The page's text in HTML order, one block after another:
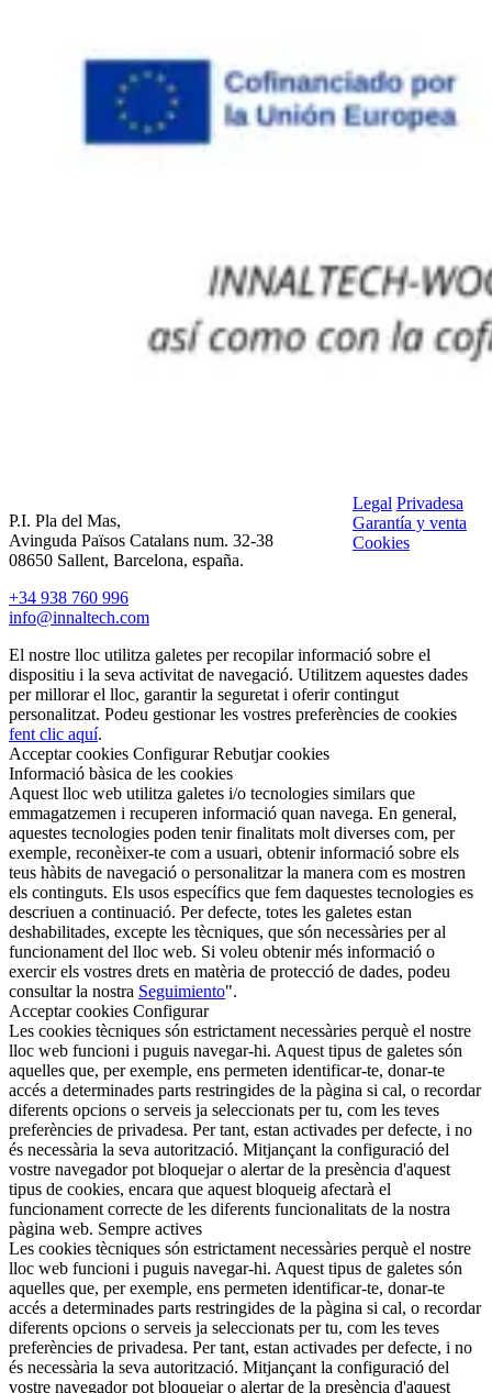
P.I. Pla del Mas,
Avinguda Països Catalans num. 32-38
08650 Sallent, Barcelona, españa.
+34 938 760 996
info@innaltech.com
Legal Privadesa
Garantía y venta
Cookies
El nostre lloc utilitza galetes per recopilar informació sobre el
dispositiu i la seva activitat de navegació. Utilitzem aquestes dades
per millorar el lloc, garantir la seguretat i oferir contingut
personalitzat. Podeu gestionar les vostres preferències de cookies
fent clic aquí.
Acceptar cookies Configurar Rebutjar cookies
Informació bàsica de les cookies
Aquest lloc web utilitza galetes i/o tecnologies similars que
emmagatzemen i recuperen informació quan navega. En general,
aquestes tecnologies poden tenir finalitats molt diverses com, per
exemple, reconèixer-te com a usuari, obtenir informació sobre els
teus hàbits de navegació o personalitzar la manera com es mostren
els continguts. Els usos específics que fem daquestes tecnologies es
descriuen a continuació. Per defecte, totes les galetes estan
deshabilitades, excepte les tècniques, que són necessàries per al
funcionament del lloc web. Si voleu obtenir més informació o
exercir els vostres drets en matèria de protecció de dades, podeu
consultar la nostra Seguimiento".
Acceptar cookies Configurar
Les cookies tècniques són estrictament necessàries perquè el nostre
lloc web funcioni i puguis navegar-hi. Aquest tipus de galetes són
aquelles que, per exemple, ens permeten identificar-te, donar-te
accés a determinades parts restringides de la pàgina si cal, o recordar
diferents opcions o serveis ja seleccionats per tu, com les teves
preferències de privadesa. Per tant, estan activades per defecte, i no
és necessària la seva autorització. Mitjançant la configuració del
vostre navegador pot bloquejar o alertar de la presència d'aquest
tipus de cookies, encara que aquest bloqueig afectarà el
funcionament correcte de les diferents funcionalitats de la nostra
pàgina web. Sempre actives
Les cookies tècniques són estrictament necessàries perquè el nostre
lloc web funcioni i puguis navegar-hi. Aquest tipus de galetes són
aquelles que, per exemple, ens permeten identificar-te, donar-te
accés a determinades parts restringides de la pàgina si cal, o recordar
diferents opcions o serveis ja seleccionats per tu, com les teves
preferències de privadesa. Per tant, estan activades per defecte, i no
és necessària la seva autorització. Mitjançant la configuració del
vostre navegador pot bloquejar o alertar de la presència d'aquest